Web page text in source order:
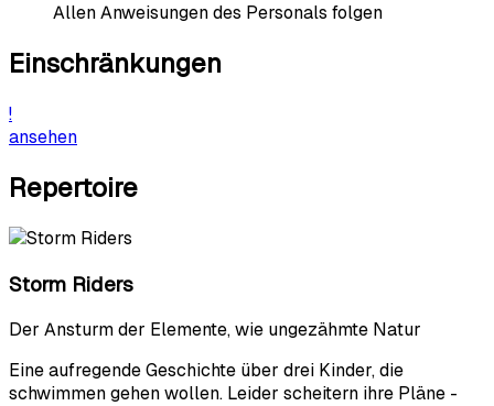
Allen Anweisungen des Personals folgen
Einschränkungen
!
ansehen
Repertoire
Storm Riders
Der Ansturm der Elemente, wie ungezähmte Natur
Eine aufregende Geschichte über drei Kinder, die
schwimmen gehen wollen. Leider scheitern ihre Pläne -